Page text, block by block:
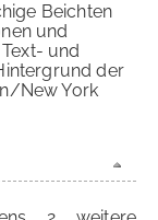
Beichten
und
und
der
New York